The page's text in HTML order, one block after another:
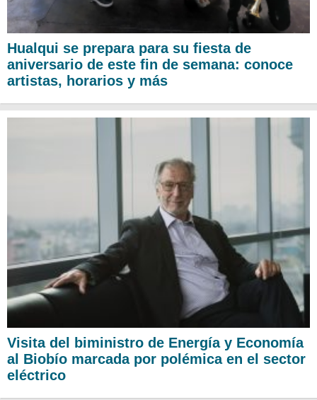
Hualqui se prepara para su fiesta de
aniversario de este fin de semana: conoce
artistas, horarios y más
Visita del biministro de Energía y Economía
al Biobío marcada por polémica en el sector
eléctrico